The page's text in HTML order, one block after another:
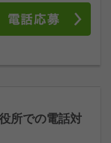
所での電話対